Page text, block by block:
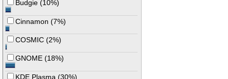
Budgie (10%)
Cinnamon (7%)
COSMIC (2%)
GNOME (18%)
KDE Plasma (30%)